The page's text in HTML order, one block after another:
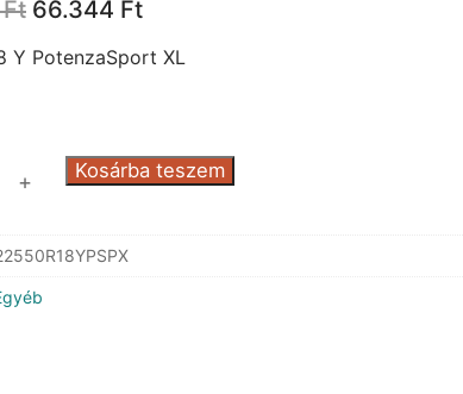
Ft Original
was:
66.344 FtCurrent
is:
Y PotenzaSport XL
+ Kosárba teszem